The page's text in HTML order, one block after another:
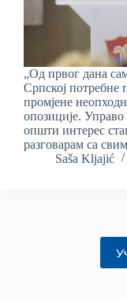
„Од првог дана
Српској потребне
промјене
опозиције.
општи интерес
разговарам са
Saša Kljajić